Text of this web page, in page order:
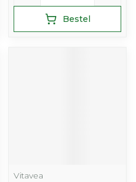
Bestel
Vitavea